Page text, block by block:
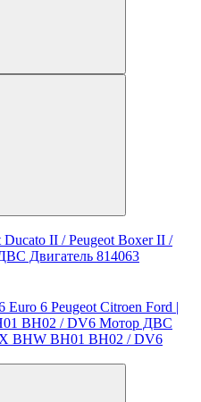
II / Peugeot Boxer II /
Двигатель 814063